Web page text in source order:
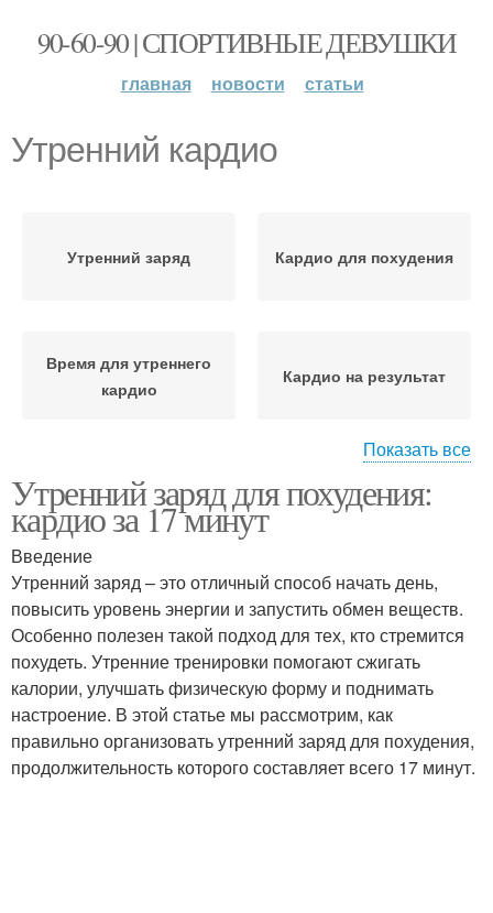
90-60-90 | СПОРТИВНЫЕ ДЕВУШКИ
главная новости статьи
Утренний кардио
Утренний заряд Кардио для похудения
Время для утреннего
кардио
Кардио на результат
Кардио для видимого
результата
Показать все
Утренний заряд для похудения:
кардио за 17 минут
Введение
Утренний заряд – это отличный способ начать день,
повысить уровень энергии и запустить обмен веществ.
Особенно полезен такой подход для тех, кто стремится
похудеть. Утренние тренировки помогают сжигать
калории, улучшать физическую форму и поднимать
настроение. В этой статье мы рассмотрим, как
правильно организовать утренний заряд для похудения,
продолжительность которого составляет всего 17 минут.